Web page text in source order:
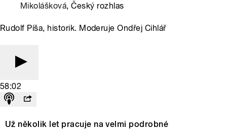
Mikolášková, Český rozhlas
Rudolf Píša, historik. Moderuje Ondřej Cihlář
58:02
Už několik let pracuje na velmi podrobné